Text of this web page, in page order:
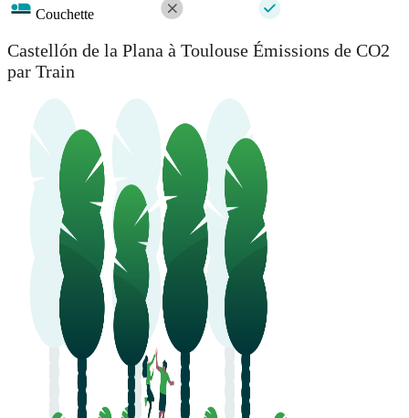
Couchette
Castellón de la Plana à Toulouse Émissions de CO2
par Train